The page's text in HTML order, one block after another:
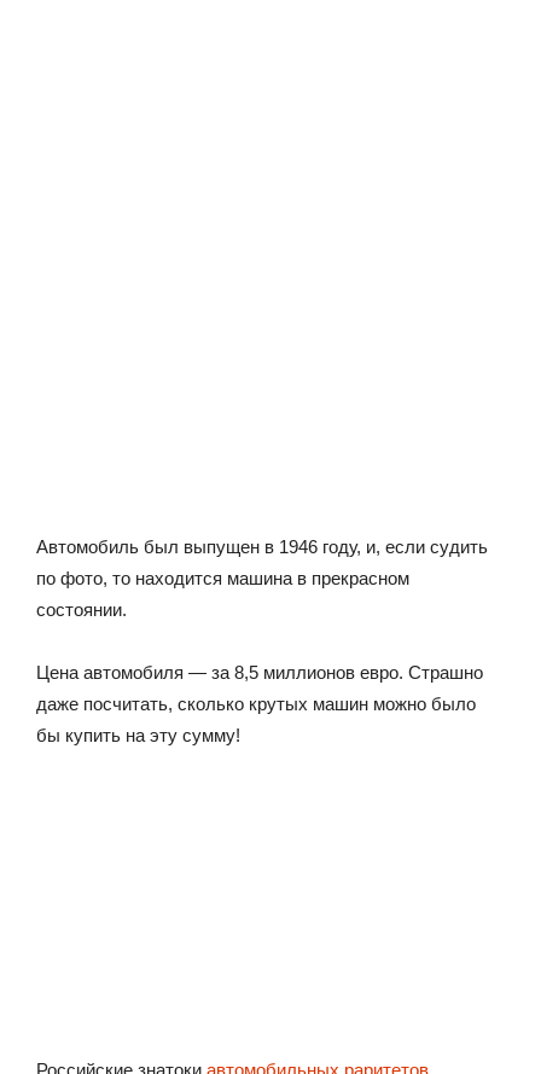
Автомобиль был выпущен в 1946 году, и, если судить
по фото, то находится машина в прекрасном
состоянии.
Цена автомобиля — за 8,5 миллионов евро. Страшно
даже посчитать, сколько крутых машин можно было
бы купить на эту сумму!
Российские знатоки автомобильных раритетов